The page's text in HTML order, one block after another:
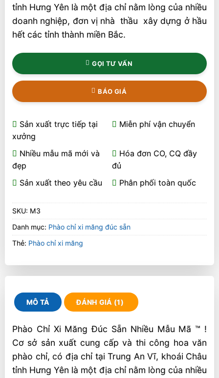
tỉnh Hưng Yên là một địa chỉ nằm lòng của nhiều
doanh nghiệp, đơn vị nhà thầu xây dựng ở hầu
hết các tỉnh thành miền Bắc.
GỌI TƯ VẤN
BÁO GIÁ
Sản xuất trực tiếp tại
xưởng
Miễn phí vận chuyển
Nhiều mẫu mã mới và
đẹp
Hóa đơn CO, CQ đầy
đủ
Sản xuất theo yêu cầu
Phân phối toàn quốc
SKU: M3
Danh mục: Phào chỉ xi măng đúc sẵn
Thẻ: Phào chỉ xi măng
MÔ TẢ ĐÁNH GIÁ (1)
Phào Chỉ Xi Măng Đúc Sẵn Nhiều Mẫu Mã ™ !
Cơ sở sản xuất cung cấp và thi công hoa văn
phào chỉ, có địa chỉ tại Trung An Vĩ, khoái Châu
tỉnh Hưng Yên là một địa chỉ nằm lòng của nhiều